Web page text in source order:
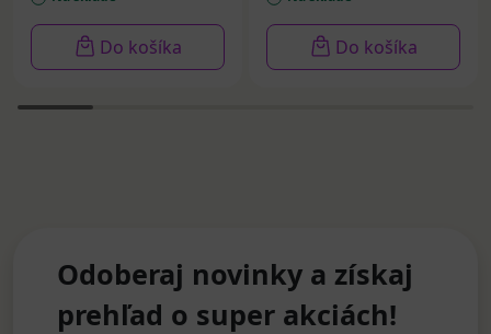
Do košíka Do košíka
Odoberaj novinky a získaj
prehľad o super akciách!